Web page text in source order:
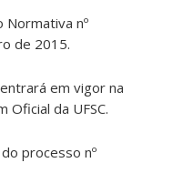
Normativa nº
de 2015.
em vigor na
Oficial da UFSC.
processo nº